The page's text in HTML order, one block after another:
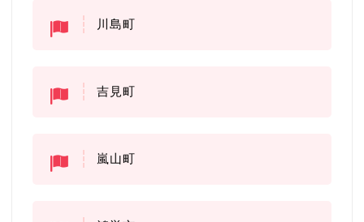
川島町
吉見町
嵐山町